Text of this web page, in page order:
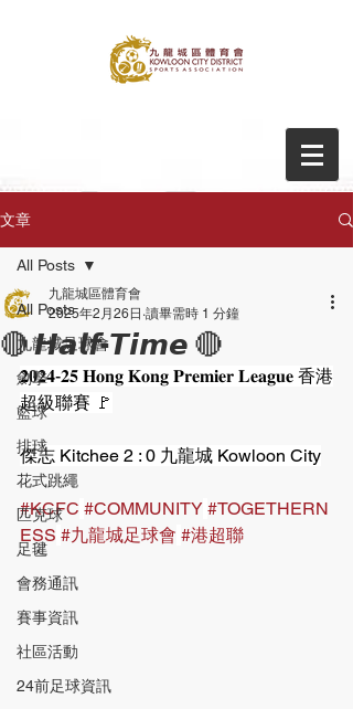
文章
All Posts
九龍城足球會
劍擊
籃球
排球
花式跳繩
匹克球
足毽
會務通訊
賽事資訊
社區活動
24前足球資訊
All Posts
🔴 𝙃𝙖𝙡𝙛-𝙏𝙞𝙢𝙚 🔴
九龍城區體育會
2025年2月26日 讀畢需時 1 分鐘
𝟐𝟎𝟐𝟒-𝟐𝟓 𝐇𝐨𝐧𝐠 𝐊𝐨𝐧𝐠 𝐏𝐫𝐞𝐦𝐢𝐞𝐫 𝐋𝐞𝐚𝐠𝐮𝐞 香港
超級聯賽 🚩
傑志 Kitchee 2 : 0 九龍城 Kowloon City
#KCFC #COMMUNITY #TOGETHERN
ESS #九龍城足球會 #港超聯